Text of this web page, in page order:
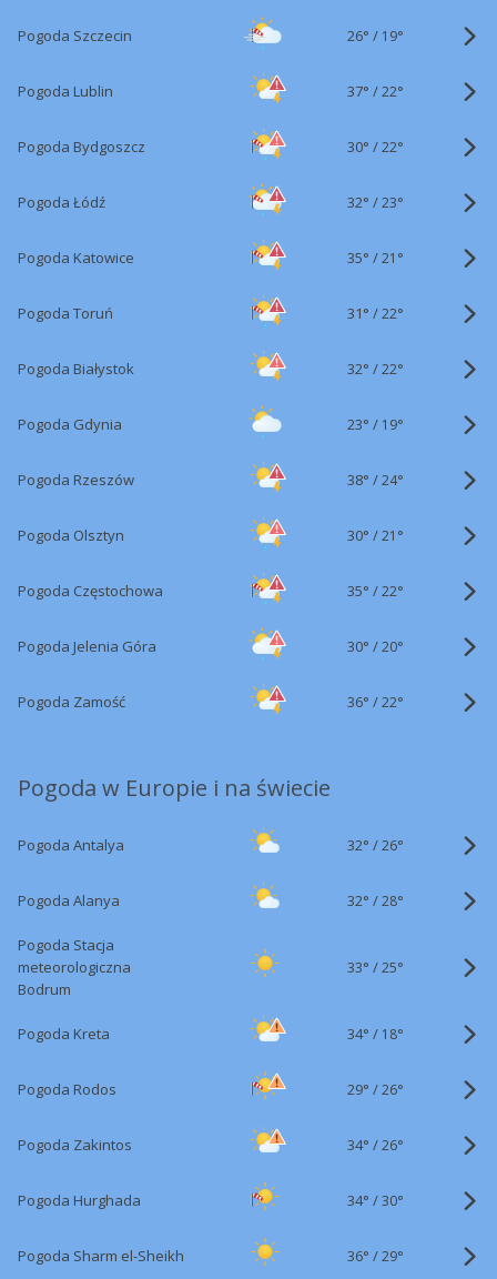
Pogoda Szczecin 26° / 19°
Pogoda Lublin 37° /22°
Pogoda Bydgoszcz 30° /22°
Pogoda Łódź 32° /23°
Pogoda Katowice 35° /21°
Pogoda Toruń 31° /22°
Pogoda Białystok 32° /22°
Pogoda Gdynia 23° / 19°
Pogoda Rzeszów 38° /24°
Pogoda Olsztyn 30° /21°
Pogoda Częstochowa 35° /22°
Pogoda Jelenia Góra 30° /20°
Pogoda Zamość 36° /22°
Pogoda w Europie i na świecie
Pogoda Antalya 32° /26°
Pogoda Alanya 32° /28°
Pogoda Stacja
meteorologiczna
Bodrum
33° /25°
Pogoda Kreta 34° / 18°
Pogoda Rodos 29° /26°
Pogoda Zakintos 34° /26°
Pogoda Hurghada 34° /30°
Pogoda Sharm el-Sheikh 36° /29°